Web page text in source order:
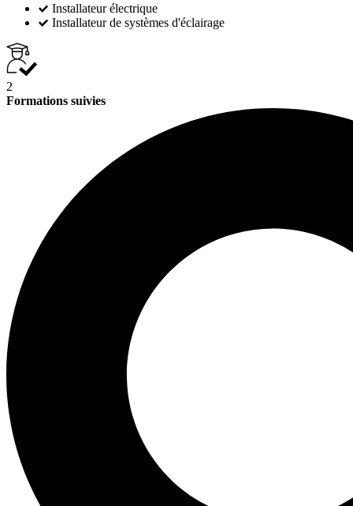
Installateur électrique
Installateur de systèmes d'éclairage
2
Formations suivies